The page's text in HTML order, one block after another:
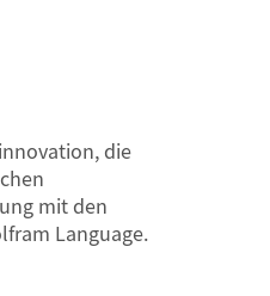
die
mit den
Language.